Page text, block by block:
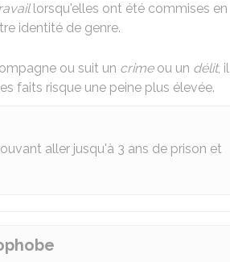
lorsqu'elles ont été commises en
identité de genre.
ou suit un crimeou un délit, il
faits risque une peine plus élevée.
aller jusqu'à 3 ans de prison et